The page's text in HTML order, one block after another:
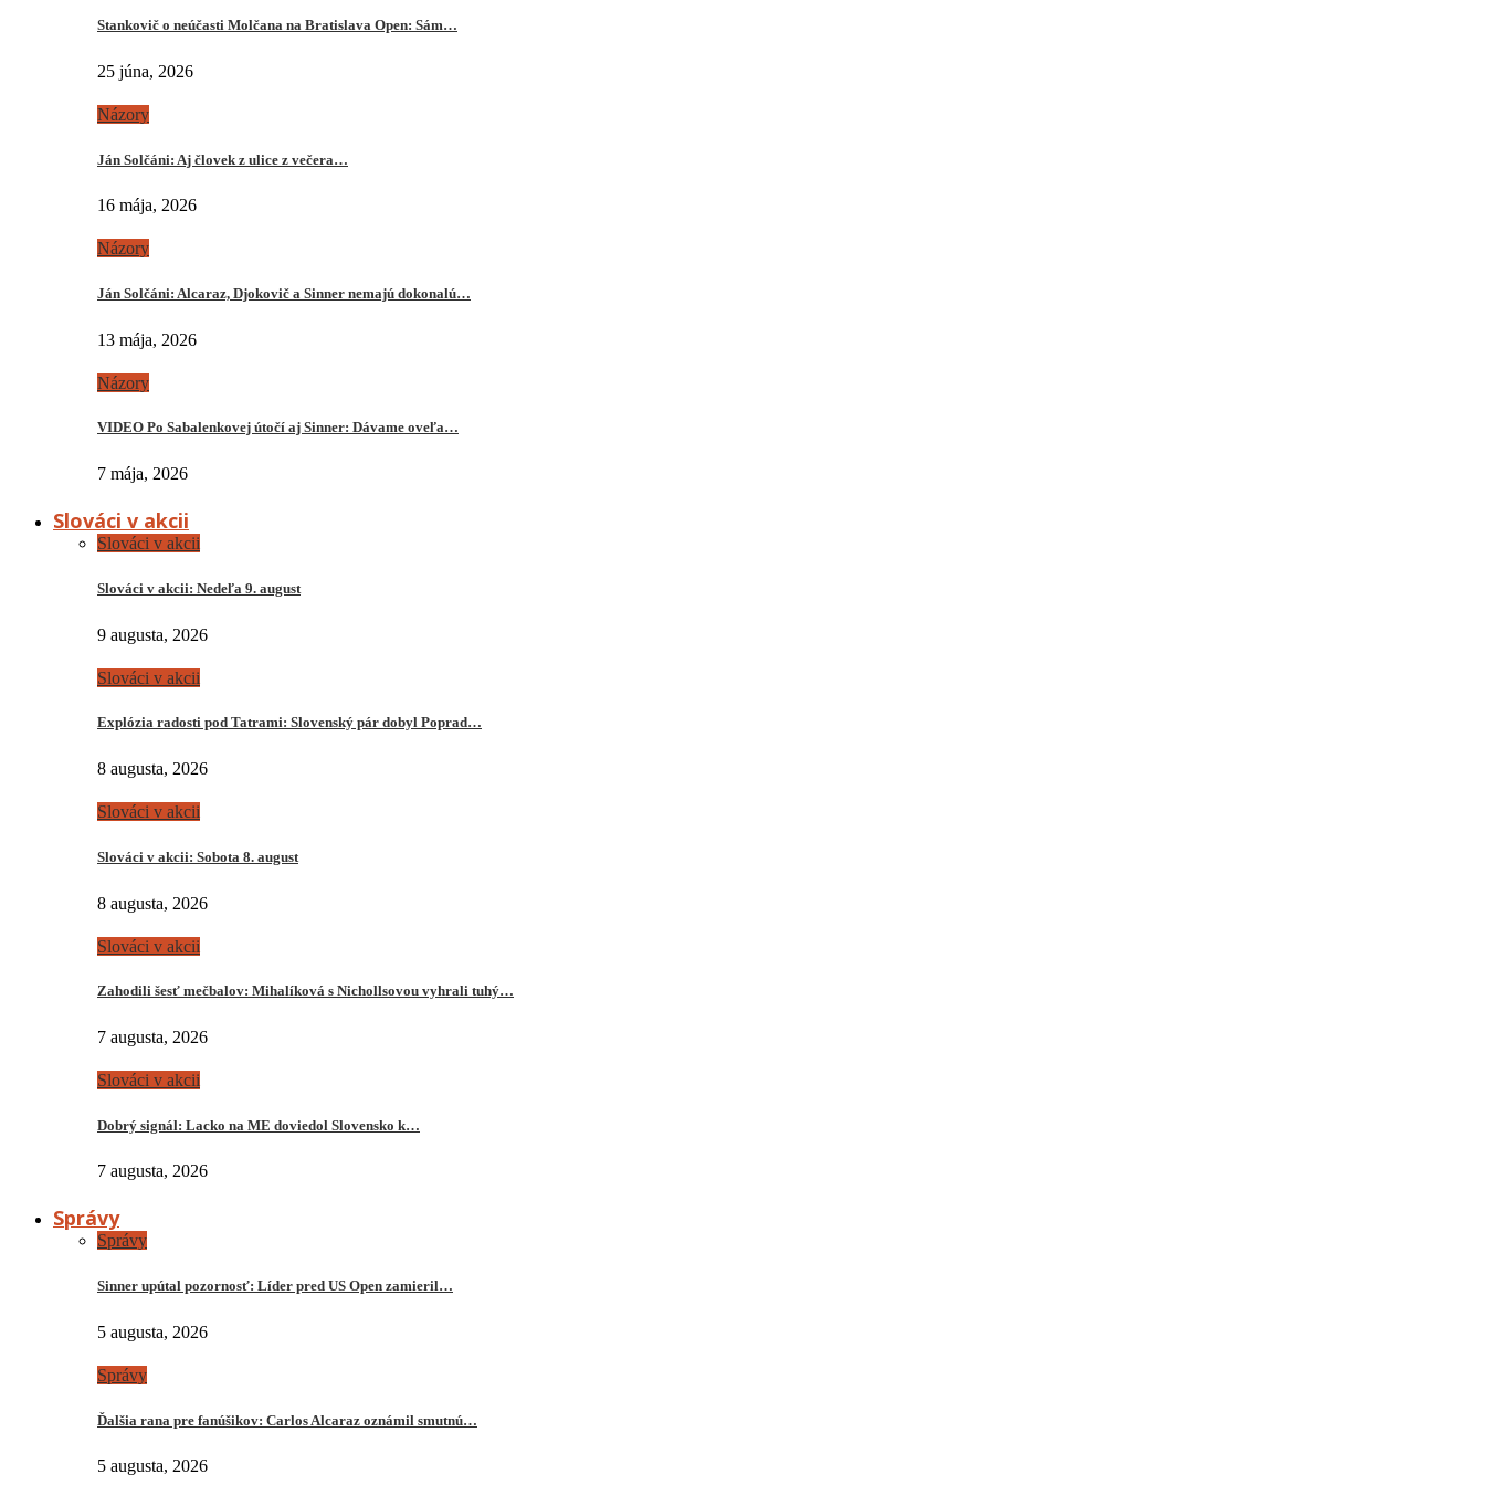
Stankovič o neúčasti Molčana na Bratislava Open: Sám…
25 júna, 2026
Názory
Ján Solčáni: Aj človek z ulice z večera…
16 mája, 2026
Názory
Ján Solčáni: Alcaraz, Djokovič a Sinner nemajú dokonalú…
13 mája, 2026
Názory
VIDEO Po Sabalenkovej útočí aj Sinner: Dávame oveľa…
7 mája, 2026
Slováci v akcii
Slováci v akcii
Slováci v akcii: Nedeľa 9. august
9 augusta, 2026
Slováci v akcii
Explózia radosti pod Tatrami: Slovenský pár dobyl Poprad…
8 augusta, 2026
Slováci v akcii
Slováci v akcii: Sobota 8. august
8 augusta, 2026
Slováci v akcii
Zahodili šesť mečbalov: Mihalíková s Nichollsovou vyhrali tuhý…
7 augusta, 2026
Slováci v akcii
Dobrý signál: Lacko na ME doviedol Slovensko k…
7 augusta, 2026
Správy
Správy
Sinner upútal pozornosť: Líder pred US Open zamieril…
5 augusta, 2026
Správy
Ďalšia rana pre fanúšikov: Carlos Alcaraz oznámil smutnú…
5 augusta, 2026